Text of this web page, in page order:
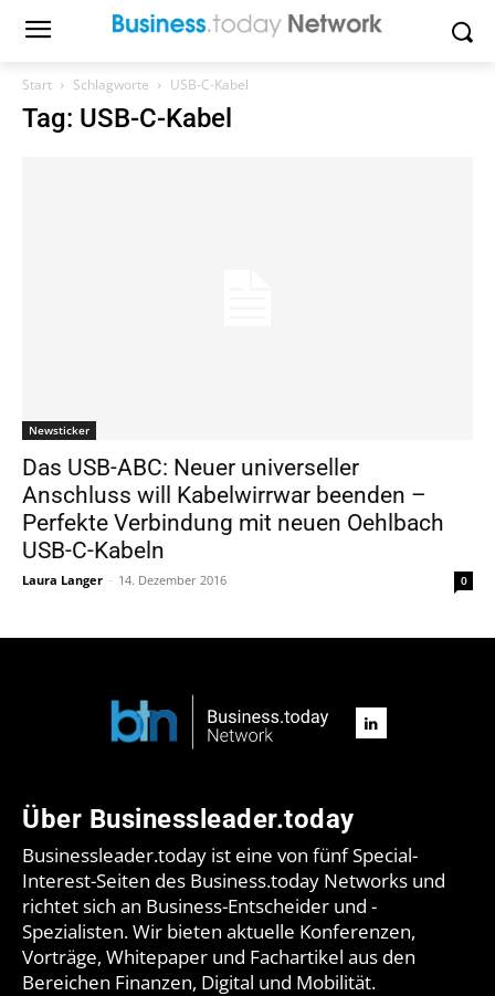
Start Schlagworte USB-C-Kabel
Tag: USB-C-Kabel
Newsticker
Das USB-ABC: Neuer universeller
Anschluss will Kabelwirrwar beenden –
Perfekte Verbindung mit neuen Oehlbach
USB-C-Kabeln
Laura Langer - 14. Dezember 2016 0
Über Businessleader.today
Businessleader.today ist eine von fünf Special-
Interest-Seiten des Business.today Networks und
richtet sich an Business-Entscheider und -
Spezialisten. Wir bieten aktuelle Konferenzen,
Vorträge, Whitepaper und Fachartikel aus den
Bereichen Finanzen, Digital und Mobilität.